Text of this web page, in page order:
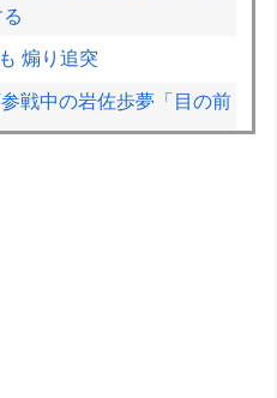
煽り追突
戦中の岩佐歩夢「目の前
りF1のレギュラーシー